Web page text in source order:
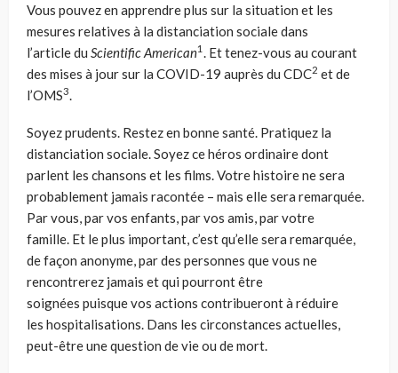
Vous pouvez en apprendre plus sur la situation et les
mesures relatives à la distanciation sociale dans
l’articledu Scientific American1 . Et tenez-vous au courant
des mises à jour sur la COVID-19 auprès du CDC2 et de
l’OMS3.
Soyez prudents. Restez en bonne santé. Pratiquez la
distanciation sociale. Soyez ce héros ordinaire dont
parlent les chansons et les films. Votre histoire ne sera
probablement jamais racontée – mais elle sera remarquée.
Par vous, par vos enfants, par vos amis, par votre
famille. Et le plus important, c’est qu’elle sera remarquée,
de façon anonyme, par des personnes que vous ne
rencontrerez jamais etqui pourront être
soignées puisquevos actions contribueront à réduire
les hospitalisations. Dans les circonstances actuelles,
peut-être une question de vie ou de mort.